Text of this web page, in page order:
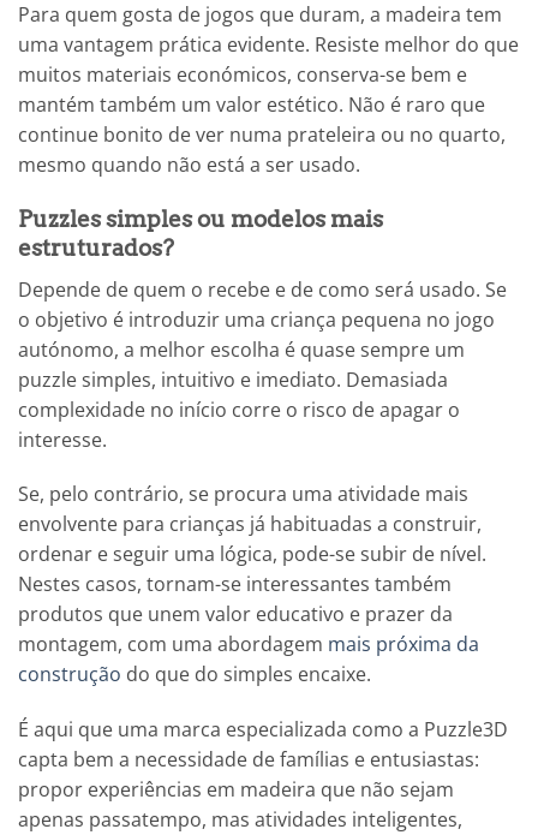
Para quem gosta de jogos que duram, a madeira tem
uma vantagem prática evidente. Resiste melhor do que
muitos materiais económicos, conserva-se bem e
mantém também um valor estético. Não é raro que
continue bonito de ver numa prateleira ou no quarto,
mesmo quando não está a ser usado.
Puzzles simples ou modelos mais
estruturados?
Depende de quem o recebe e de como será usado. Se
o objetivo é introduzir uma criança pequena no jogo
autónomo, a melhor escolha é quase sempre um
puzzle simples, intuitivo e imediato. Demasiada
complexidade no início corre o risco de apagar o
interesse.
Se, pelo contrário, se procura uma atividade mais
envolvente para crianças já habituadas a construir,
ordenar e seguir uma lógica, pode-se subir de nível.
Nestes casos, tornam-se interessantes também
produtos que unem valor educativo e prazer da
montagem, com uma abordagem mais próxima da
construção do que do simples encaixe.
É aqui que uma marca especializada como a Puzzle3D
capta bem a necessidade de famílias e entusiastas:
propor experiências em madeira que não sejam
apenas passatempo, mas atividades inteligentes,